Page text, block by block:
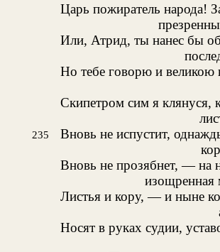
Царь пожиратель народа!
Или, Атрид, ты нанес бы
Но тебе говорю и великою
Скипетром сим я клянуся,
235
Вновь не испустит,
Вновь не прозябнет, — на
изощренная
Листья и кору, — и ныне
Носят в руках судии,